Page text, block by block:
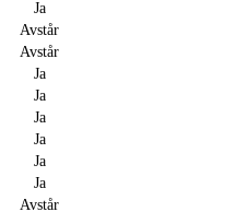
Ja
Avstår
Avstår
Ja
Ja
Ja
Ja
Ja
Ja
Avstår